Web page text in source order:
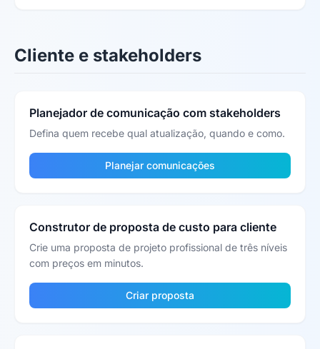
Cliente e stakeholders
Planejador de comunicação com stakeholders
Defina quem recebe qual atualização, quando e como.
Planejar comunicações
Construtor de proposta de custo para cliente
Crie uma proposta de projeto profissional de três níveis
com preços em minutos.
Criar proposta